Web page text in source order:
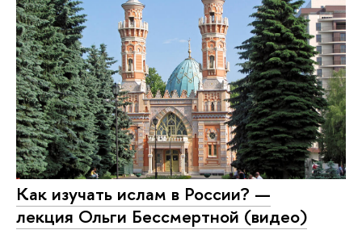
Как изучать ислам в России? —
лекция Ольги Бессмертной (видео)